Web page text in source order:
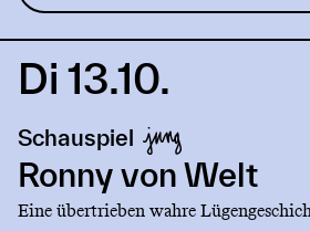
Link
Ronny
von
Welt
Di 13.10.
Schauspiel
Ronny von Welt
Eine übertrieben wahre